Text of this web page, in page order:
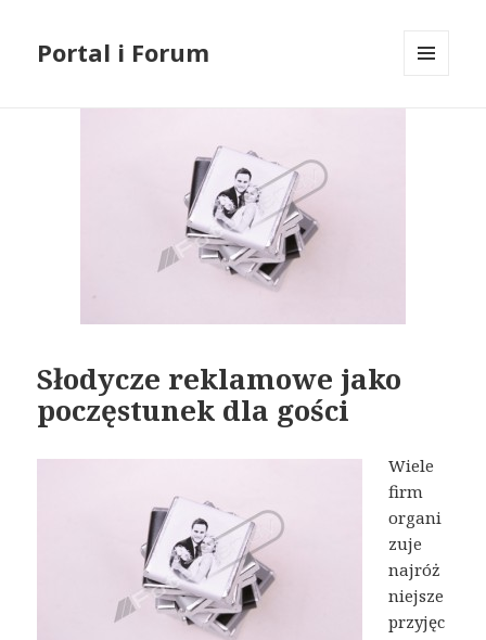
Portal i Forum
Słodycze reklamowe jako
poczęstunek dla gości
Wiele
firm
organi
zuje
najróż
niejsze
przyjęc